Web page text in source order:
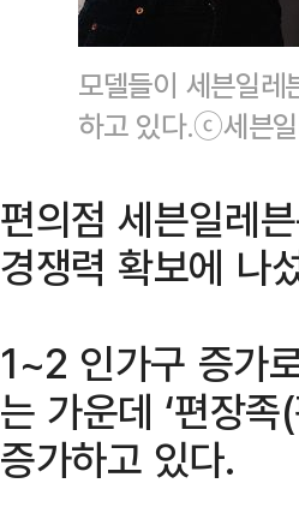
모델들이 세븐일레
하고 있다.ⓒ세븐
편의점 세븐일레
경쟁력 확보에 나
1~2 인가구 증가
는 가운데 ‘편장
증가하고 있다.